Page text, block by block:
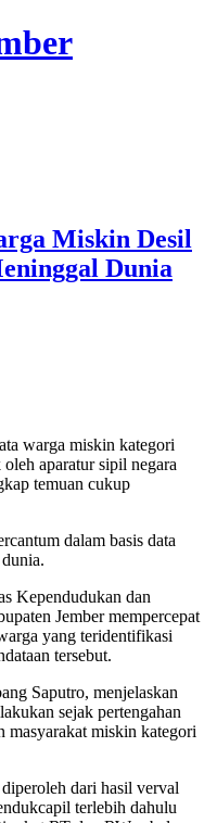
Miskin Desil
Dunia
warga miskin kategori
aparatur sipil negara
temuan cukup
dalam basis data
Kependudukan dan
Jember mempercepat
yang teridentifikasi
tersebut.
Saputro, menjelaskan
sejak pertengahan
masyarakat miskin kategori
dari hasil verval
terlebih dahulu